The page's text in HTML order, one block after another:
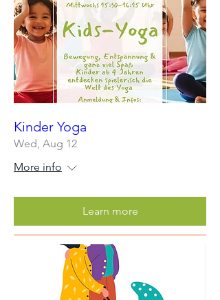
Kinder Yoga
Wed, Aug 12
More info
Learn more